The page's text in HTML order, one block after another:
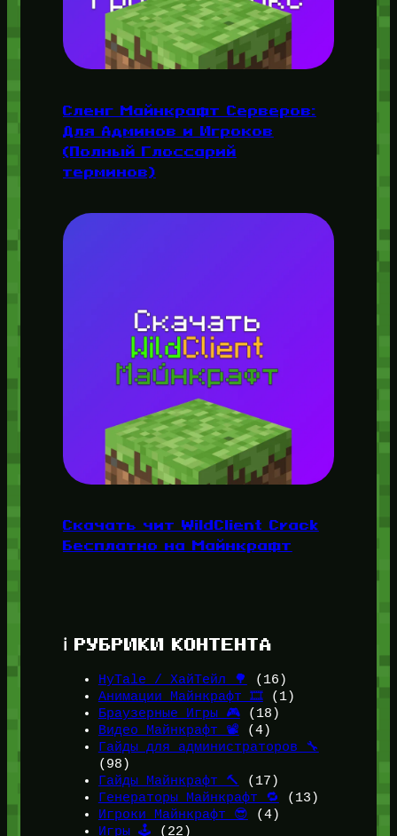
Сленг Майнкрафт Серверов:
Для Админов и Игроков
(Полный Глоссарий
терминов)
Скачать чит WildClient Crack
Бесплатно на Майнкрафт
ℹ️ РУБРИКИ КОНТЕНТА
HyTale / ХайТейл 🌳
(16)
Анимации Майнкрафт 🎞️(1)
Браузерные Игры 🎮(18)
Видео Майнкрафт 📽️ (4)
Гайды для администраторов 🔧
(98)
Гайды Майнкрафт 🔨
(17)
Генераторы Майнкрафт 🔁
(13)
Игроки Майнкрафт 😎 (4)
Игры 🕹️ (22)